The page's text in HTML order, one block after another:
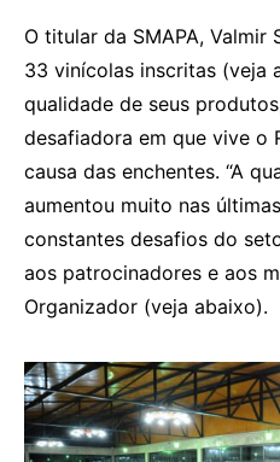
O titular da SMAPA, Valmir
33 vinícolas inscritas (veja
qualidade de seus
desafiadora em que vive o
causa das enchentes. “A
aumentou muito nas
constantes desafios do
aos patrocinadores e aos
Organizador (veja abaixo).